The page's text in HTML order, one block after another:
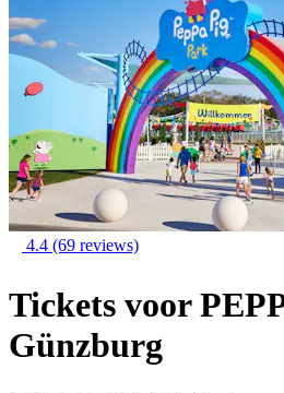
4.4 (69 reviews)
Tickets voor
Günzburg